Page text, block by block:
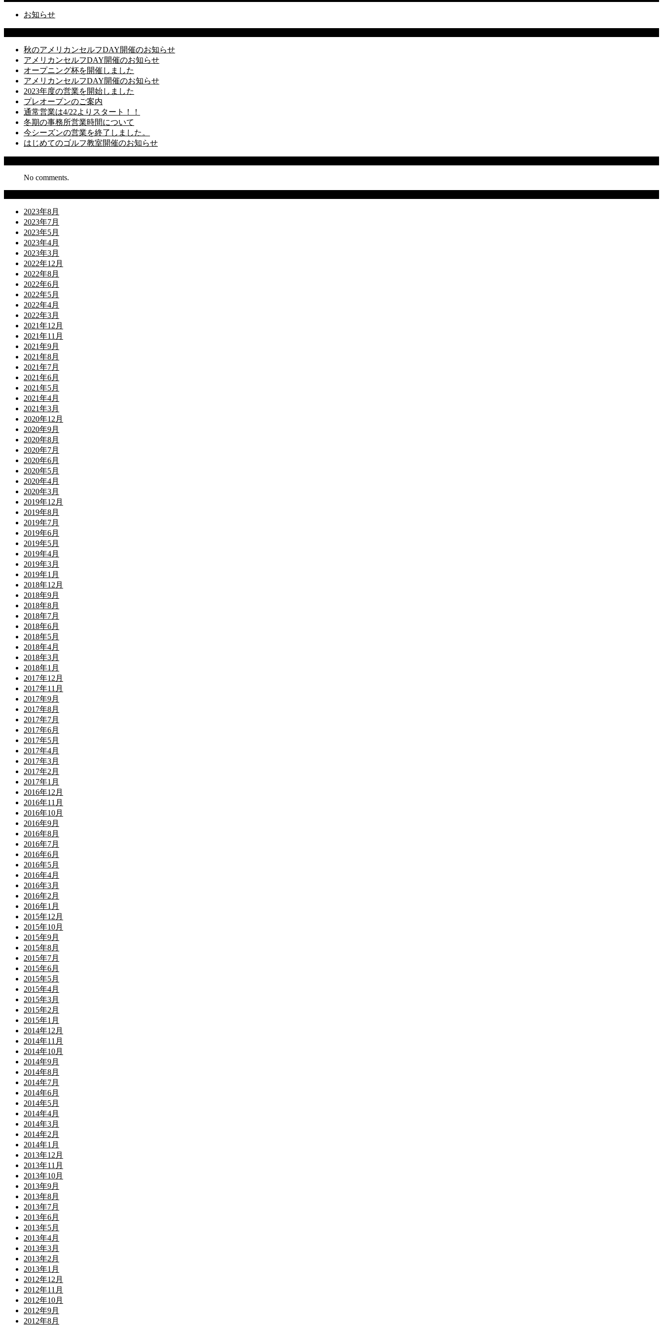
お知らせ
秋のアメリカンセルフDAY開催のお知らせ
アメリカンセルフDAY開催のお知らせ
オープニング杯を開催しました
アメリカンセルフDAY開催のお知らせ
2023年度の営業を開始しました
プレオープンのご案内
通常営業は4/22よりスタート！！
冬期の事務所営業時間について
今シーズンの営業を終了しました。
はじめてのゴルフ教室開催のお知らせ
No comments.
2023年8月
2023年7月
2023年5月
2023年4月
2023年3月
2022年12月
2022年8月
2022年6月
2022年5月
2022年4月
2022年3月
2021年12月
2021年11月
2021年9月
2021年8月
2021年7月
2021年6月
2021年5月
2021年4月
2021年3月
2020年12月
2020年9月
2020年8月
2020年7月
2020年6月
2020年5月
2020年4月
2020年3月
2019年12月
2019年8月
2019年7月
2019年6月
2019年5月
2019年4月
2019年3月
2019年1月
2018年12月
2018年9月
2018年8月
2018年7月
2018年6月
2018年5月
2018年4月
2018年3月
2018年1月
2017年12月
2017年11月
2017年9月
2017年8月
2017年7月
2017年6月
2017年5月
2017年4月
2017年3月
2017年2月
2017年1月
2016年12月
2016年11月
2016年10月
2016年9月
2016年8月
2016年7月
2016年6月
2016年5月
2016年4月
2016年3月
2016年2月
2016年1月
2015年12月
2015年10月
2015年9月
2015年8月
2015年7月
2015年6月
2015年5月
2015年4月
2015年3月
2015年2月
2015年1月
2014年12月
2014年11月
2014年10月
2014年9月
2014年8月
2014年7月
2014年6月
2014年5月
2014年4月
2014年3月
2014年2月
2014年1月
2013年12月
2013年11月
2013年10月
2013年9月
2013年8月
2013年7月
2013年6月
2013年5月
2013年4月
2013年3月
2013年2月
2013年1月
2012年12月
2012年11月
2012年10月
2012年9月
2012年8月